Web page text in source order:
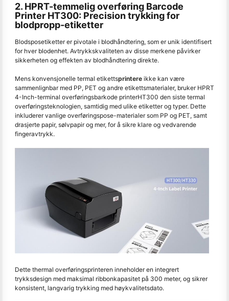
2. HPRT-temmelig overføring Barcode
Printer HT300: Precision trykking for
blodpropp-etiketter
Blodsposetiketter er pivotale i blodhåndtering, som er unik identifisert
for hver blodenhet. Avtrykkskvaliteten av disse merkene påvirker
sikkerheten og effekten av blodhåndtering direkte.
Mens konvensjonelle termal etikettsprintere ikke kan være
sammenlignbar med PP, PET og andre etikettsmaterialer, bruker HPRT
4-Inch-terminal overføringsbarkode printerHT300 den siste termal
overføringsteknologien, samtidig med ulike etiketter og typer. Dette
inkluderer vanlige overføringspose-materialer som PP og PET, samt
drasjerte papir, sølvpapir og mer, for å sikre klare og vedvarende
fingeravtrykk.
Dette thermal overføringsprinteren inneholder en integrert
trykksdesign med maksimal ribbonkapasitet på 300 meter, og sikrer
konsistent, langvarig trykking med høykvalitetsdato.